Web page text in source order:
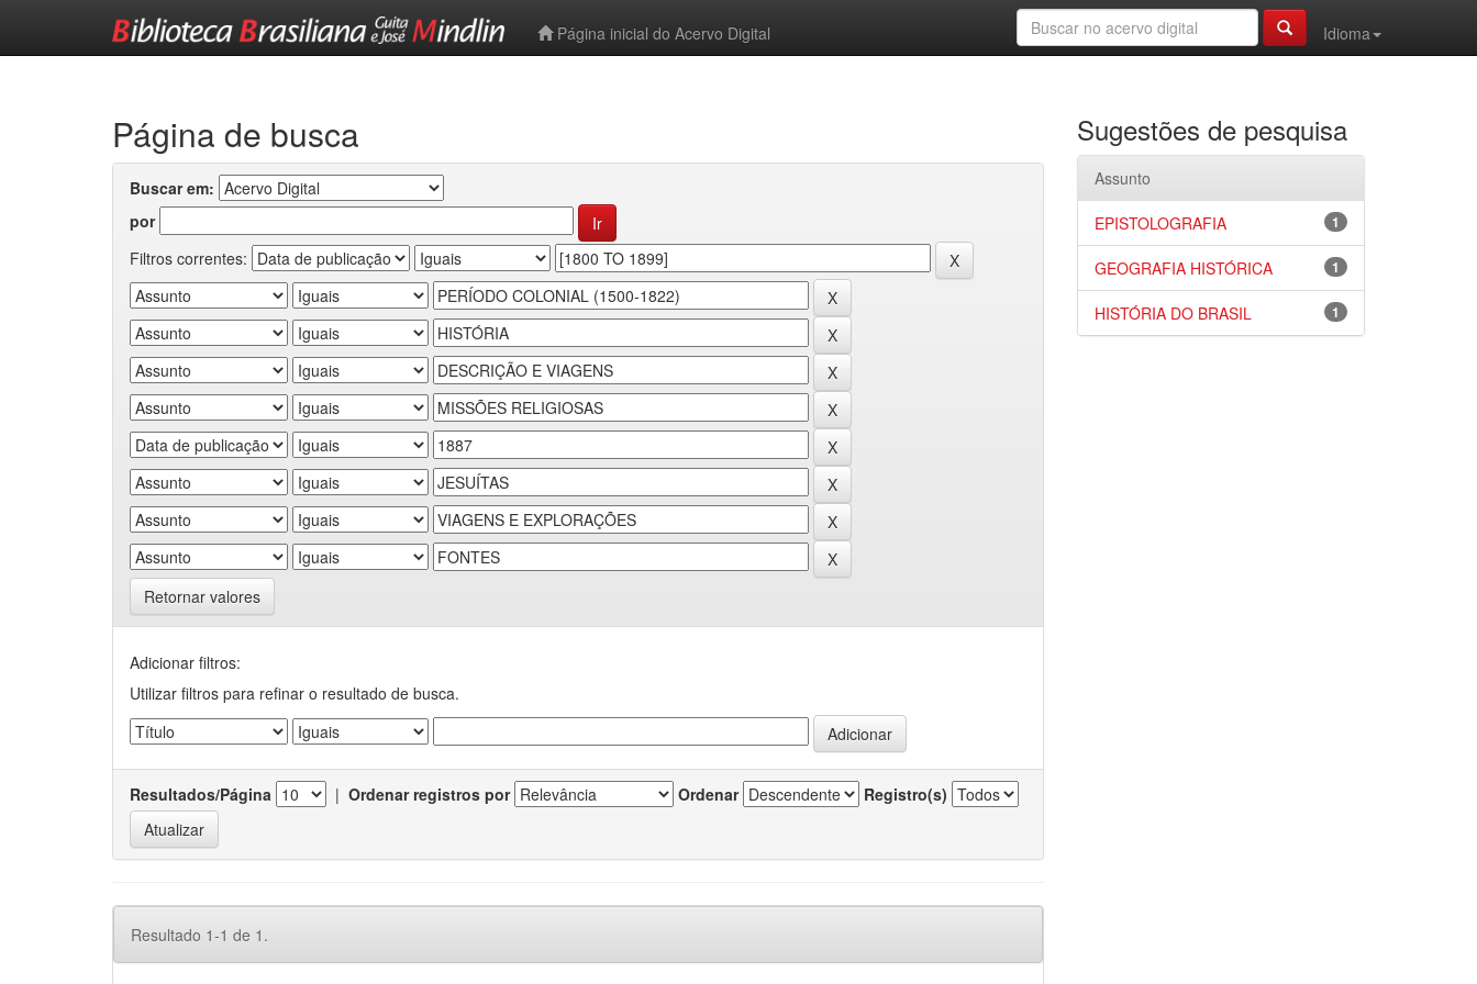
Página inicial do Acervo Digital
Idioma
Página de busca
Buscar em:
por
Filtros correntes:
Retornar valores
Adicionar filtros:
Utilizar filtros para refinar o resultado de busca.
Resultados/Página | Ordenar registros por Ordenar Registro(s)
Resultado 1-1 de 1.
Sugestões de pesquisa
Assunto
1
EPISTOLOGRAFIA
1
GEOGRAFIA HISTÓRICA
1
HISTÓRIA DO BRASIL